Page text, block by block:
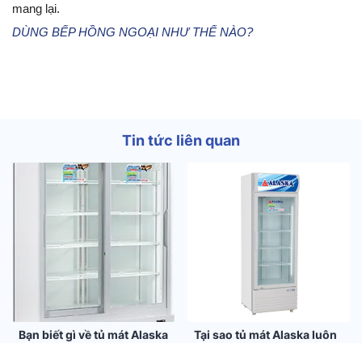
mang lại.
DÙNG BẾP HỒNG NGOẠI NHƯ THẾ NÀO?
Tin tức liên quan
Bạn biết gì về tủ mát Alaska
Tại sao tủ mát Alaska luôn